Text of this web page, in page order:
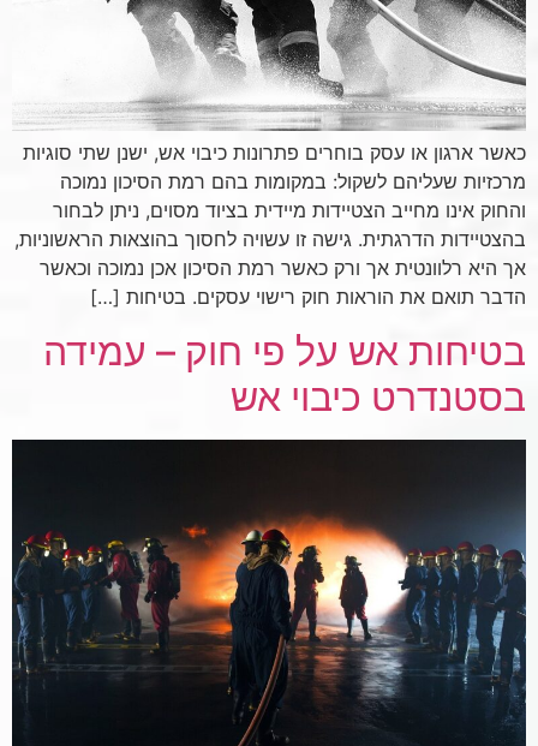
כאשר ארגון או עסק בוחרים פתרונות כיבוי אש, ישנן שתי סוגיות
מרכזיות שעליהם לשקול: במקומות בהם רמת הסיכון נמוכה
והחוק אינו מחייב הצטיידות מיידית בציוד מסוים, ניתן לבחור
בהצטיידות הדרגתית. גישה זו עשויה לחסוך בהוצאות הראשוניות,
אך היא רלוונטית אך ורק כאשר רמת הסיכון אכן נמוכה וכאשר
הדבר תואם את הוראות חוק רישוי עסקים. בטיחות […]
בטיחות אש על פי חוק – עמידה
בסטנדרט כיבוי אש